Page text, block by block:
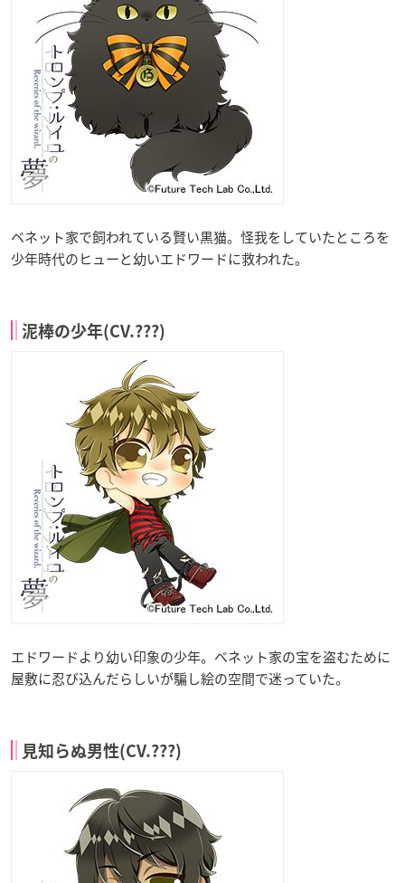
ベネット家で飼われている賢い黒猫。怪我をしていたところを
少年時代のヒューと幼いエドワードに救われた。
泥棒の少年(CV.???)
エドワードより幼い印象の少年。ベネット家の宝を盗むために
屋敷に忍び込んだらしいが騙し絵の空間で迷っていた。
見知らぬ男性(CV.???)